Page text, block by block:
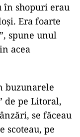
în shopuri erau
Era foarte
spune unul
acea
buzunarele
de pe Litoral,
se făceau
scoteau, pe